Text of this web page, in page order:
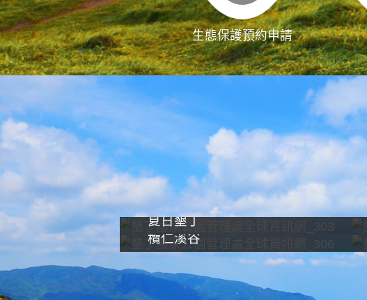
生態保護預約申請
夏日墾丁
欖仁溪谷